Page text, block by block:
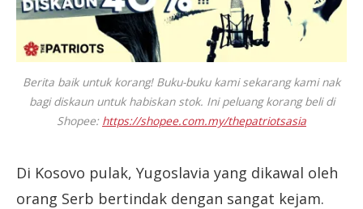
Berita baik untuk korang! Buku-buku kami sekarang kami nak
bagi diskaun untuk habiskan stok. Ini peluang korang beli di
Shopee: https://shopee.com.my/thepatriotsasia
Di Kosovo pulak, Yugoslavia yang dikawal oleh
orang Serb bertindak dengan sangat kejam.